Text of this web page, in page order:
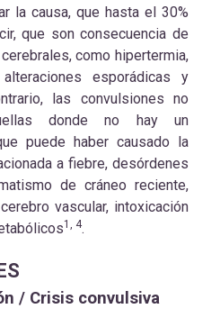
la causa, que hasta el 30%
que son consecuencia de
como hipertermia,
esporádicas y
las convulsiones no
donde no hay un
puede haber causado la
a fiebre, desórdenes
de cráneo reciente,
vascular, intoxicación
1, 4.
/ Crisis convulsiva